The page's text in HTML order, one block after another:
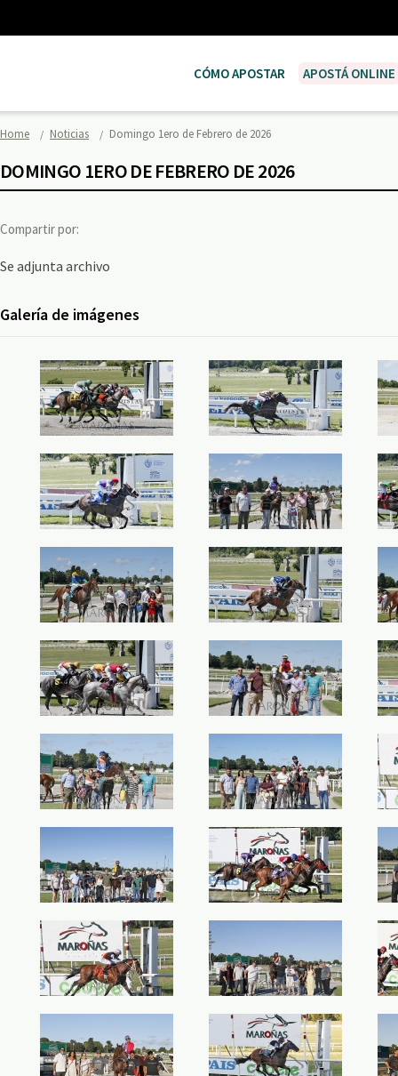
CÓMO APOSTAR APOSTÁ ONLINE
Home Noticias Domingo 1ero de Febrero de 2026
DOMINGO 1ERO DE FEBRERO DE 2026
Compartir por:
Se adjunta archivo
Galería de imágenes